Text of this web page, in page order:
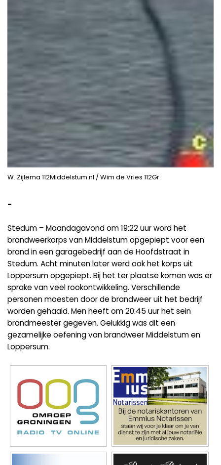
W. Zijlema 112Middelstum.nl / Wim de Vries 112Gr.
-
Stedum – Maandagavond om 19:22 uur word het
brandweerkorps van Middelstum opgepiept voor een
brand in een garagebedrijf aan de Hoofdstraat in
Stedum. Acht minuten later werd ook het korps uit
Loppersum opgepiept. Bij het ter plaatse komen was er
sprake van veel rookontwikkeling. Verschillende
personen moesten door de brandweer uit het bedrijf
worden gehaald. Men heeft om 20:45 uur het sein
brandmeester gegeven. Gelukkig was dit een
gezamelijke oefening van brandweer Middelstum en
Loppersum.